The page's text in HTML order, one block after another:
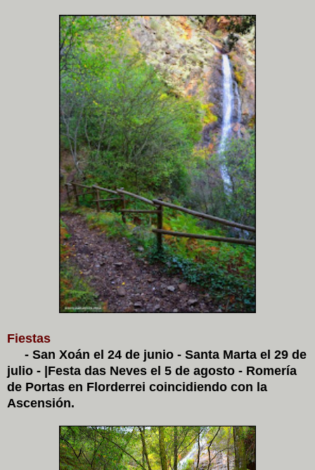
Fiestas
- San Xoán el 24 de junio - Santa Marta el 29 de
julio - |Festa das Neves el 5 de agosto - Romería
de Portas en Florderrei coincidiendo con la
Ascensión.